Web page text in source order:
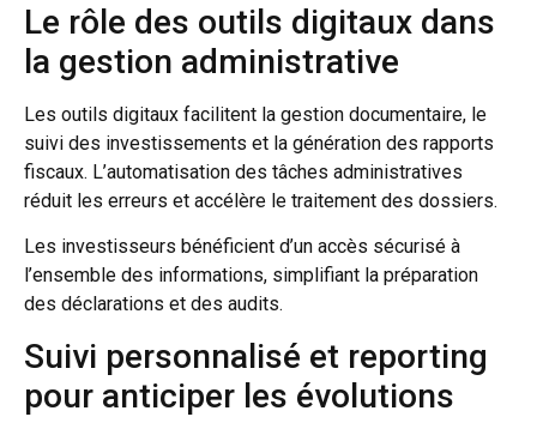
Le rôle des outils digitaux dans
la gestion administrative
Les outils digitaux facilitent la gestion documentaire, le
suivi des investissements et la génération des rapports
fiscaux. L’automatisation des tâches administratives
réduit les erreurs et accélère le traitement des dossiers.
Les investisseurs bénéficient d’un accès sécurisé à
l’ensemble des informations, simplifiant la préparation
des déclarations et des audits.
Suivi personnalisé et reporting
pour anticiper les évolutions